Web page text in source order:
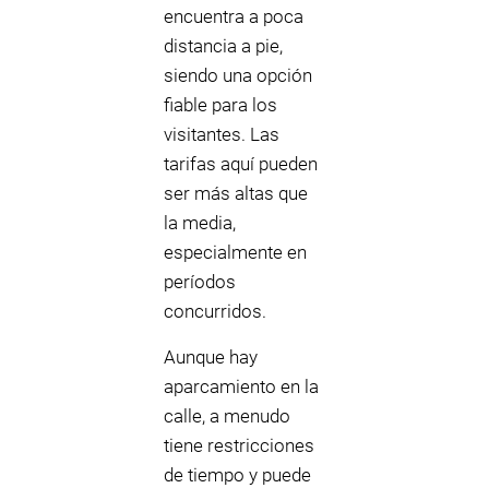
encuentra a poca
distancia a pie,
siendo una opción
fiable para los
visitantes. Las
tarifas aquí pueden
ser más altas que
la media,
especialmente en
períodos
concurridos.
Aunque hay
aparcamiento en la
calle, a menudo
tiene restricciones
de tiempo y puede